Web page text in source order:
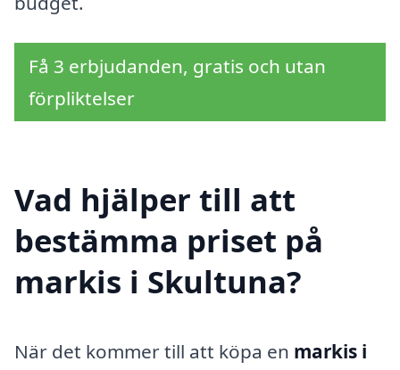
Få 3 erbjudanden, gratis och utan
förpliktelser
Vad hjälper till att
bestämma priset på
markis i Skultuna?
När det kommer till att köpa en markis i